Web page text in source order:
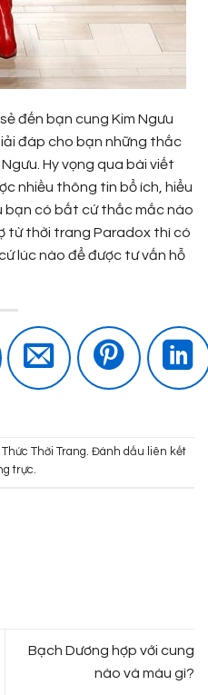
đến bạn cung Kim Ngưu
đáp cho bạn những thắc
Hy vọng qua bài viết
nhiều thông tin bổ ích, hiểu
bạn có bất cứ thắc mắc nào
từ thời trang Paradox thì có
lúc nào để được tư vấn hỗ
Thức Thời Trang. Đánh dấu
liên kết
trực.
Bạch Dương hợp với cung
nào và màu gì?